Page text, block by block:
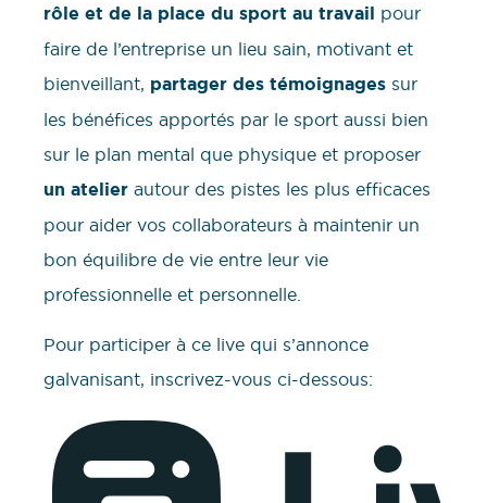
rôle et de la place du sport au travail pour
faire de l’entreprise un lieu sain, motivant et
bienveillant, partager des témoignages sur
les bénéfices apportés par le sport aussi bien
sur le plan mental que physique et proposer
un atelier autour des pistes les plus efficaces
pour aider vos collaborateurs à maintenir un
bon équilibre de vie entre leur vie
professionnelle et personnelle.
Pour participer à ce live qui s’annonce
galvanisant, inscrivez-vous ci-dessous: